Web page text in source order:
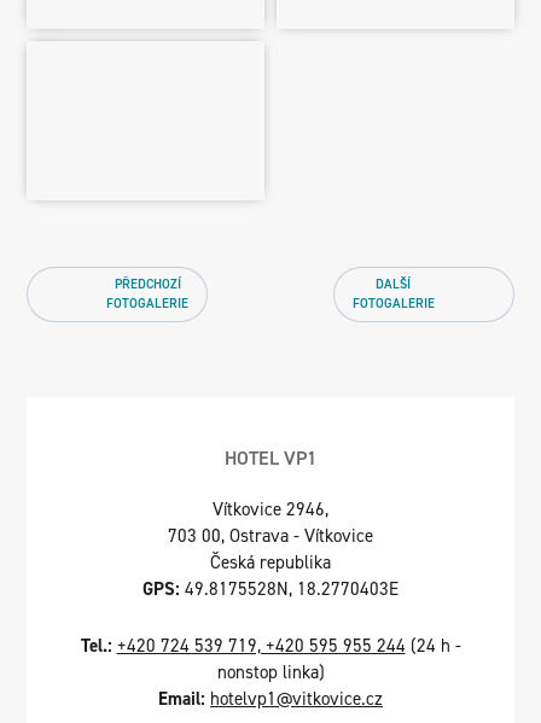
DALŠÍ
FOTOGALERIE
PŘEDCHOZÍ
FOTOGALERIE
HOTEL VP1
Vítkovice 2946,
703 00, Ostrava - Vítkovice
Česká republika
GPS: 49.8175528N, 18.2770403E
Tel.: +420 724 539 719, +420 595 955 244 (24 h -
nonstop linka)
Email: hotelvp1@vitkovice.cz